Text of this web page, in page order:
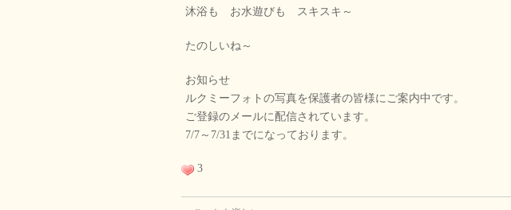
沐浴も お水遊びも スキスキ～
たのしいね～
お知らせ
ルクミーフォトの写真を保護者の皆様にご案内中です。
ご登録のメールに配信されています。
7/7～7/31までになっております。
3